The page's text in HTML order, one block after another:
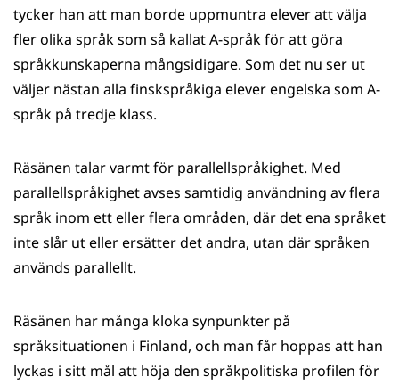
tycker han att man borde uppmuntra elever att välja
fler olika språk som så kallat A-språk för att göra
språkkunskaperna mångsidigare. Som det nu ser ut
väljer nästan alla finskspråkiga elever engelska som A-
språk på tredje klass.
Räsänen talar varmt för parallellspråkighet. Med
parallellspråkighet avses samtidig användning av flera
språk inom ett eller flera områden, där det ena språket
inte slår ut eller ersätter det andra, utan där språken
används parallellt.
Räsänen har många kloka synpunkter på
språksituationen i Finland, och man får hoppas att han
lyckas i sitt mål att höja den språkpolitiska profilen för